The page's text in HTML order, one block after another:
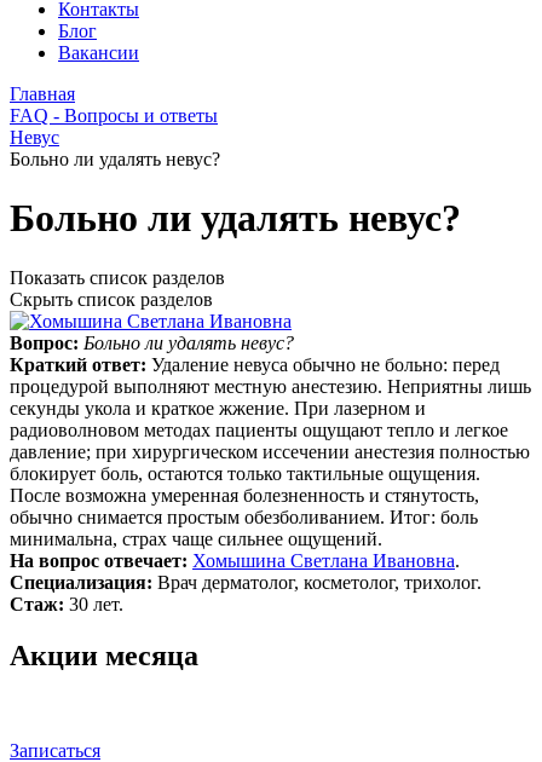
Контакты
Блог
Вакансии
Главная
FAQ - Вопросы и ответы
Невус
Больно ли удалять невус?
Больно ли удалять невус?
Показать список разделов
Скрыть список разделов
Вопрос: Больно ли удалять невус?
Краткий ответ: Удаление невуса обычно не больно: перед
процедурой выполняют местную анестезию. Неприятны лишь
секунды укола и краткое жжение. При лазерном и
радиоволновом методах пациенты ощущают тепло и легкое
давление; при хирургическом иссечении анестезия полностью
блокирует боль, остаются только тактильные ощущения.
После возможна умеренная болезненность и стянутость,
обычно снимается простым обезболиванием. Итог: боль
минимальна, страх чаще сильнее ощущений.
На вопрос отвечает: Хомышина Светлана Ивановна.
Специализация: Врач дерматолог, косметолог, трихолог.
Стаж: 30 лет.
Акции месяца
Записаться